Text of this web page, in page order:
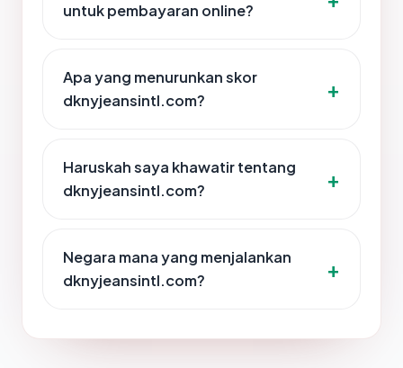
untuk pembayaran online?
Apa yang menurunkan skor
dknyjeansintl.com?
Haruskah saya khawatir tentang
dknyjeansintl.com?
Negara mana yang menjalankan
dknyjeansintl.com?